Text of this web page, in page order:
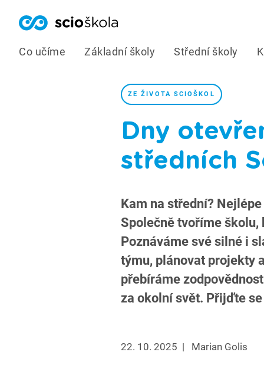
Co učíme Základní školy Střední školy
ZE ŽIVOTA SCIOŠKOL
Dny
středních
Kam na střední?
Společně tvoříme školu,
Poznáváme své silné i
týmu, plánovat projekty
přebíráme
za okolní svět. Přijďte
22. 10. 2025 | Marian Golis